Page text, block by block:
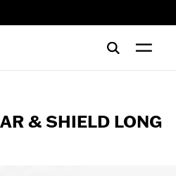
& SHIELD LONG